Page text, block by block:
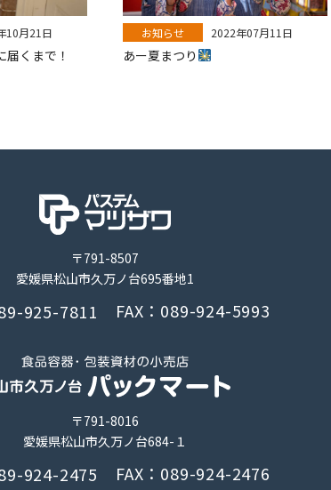
10月21日
くまで！
お知らせ 2022年07月11日
あー夏まつり
〒791-8507
愛媛県松山市久万ノ台695番地1
925-7811 FAX：089-924-5993
〒791-8016
愛媛県松山市久万ノ台684-１
924-2475 FAX：089-924-2476